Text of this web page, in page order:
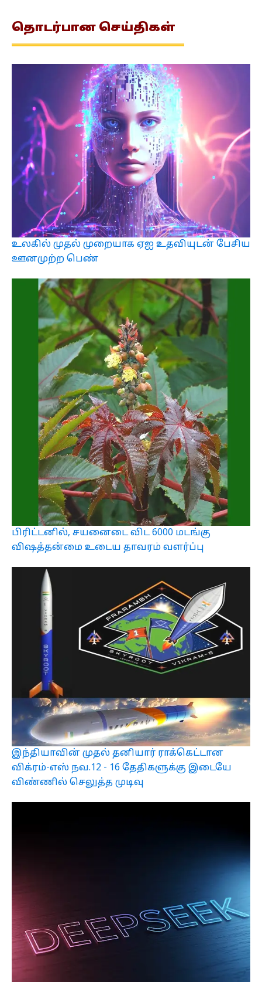
தொடர்பான செய்திகள்
உலகில் முதல் முறையாக ஏஐ உதவியுடன் பேசிய
ஊனமுற்ற பெண்
பிரிட்டனில், சயனைடை விட 6000 மடங்கு
விஷத்தன்மை உடைய தாவரம் வளர்ப்பு
இந்தியாவின் முதல் தனியார் ராக்கெட்டான
விக்ரம்-எஸ் நவ.12 - 16 தேதிகளுக்கு இடையே
விண்ணில் செலுத்த முடிவு